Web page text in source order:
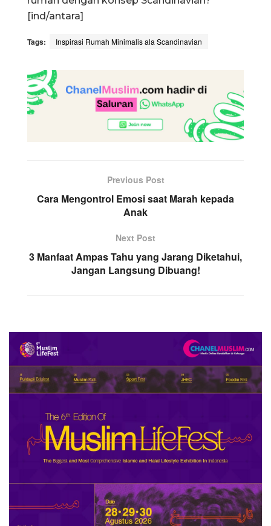
[ind/antara]
Tags: Inspirasi Rumah Minimalis ala Scandinavian
Previous Post
Cara Mengontrol Emosi saat Marah kepada
Anak
Next Post
3 Manfaat Ampas Tahu yang Jarang Diketahui,
Jangan Langsung Dibuang!